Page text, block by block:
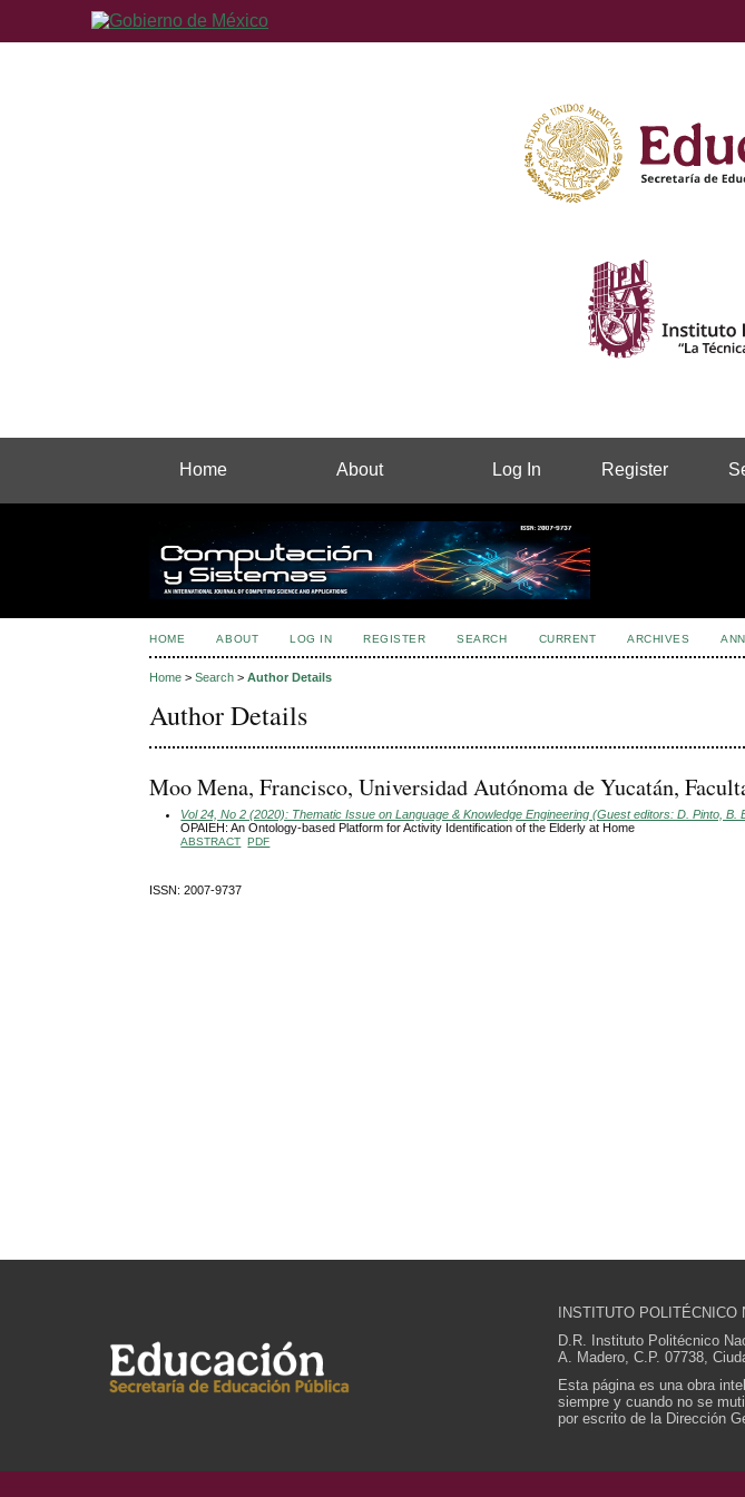
Home About Log In Register
HOME ABOUT LOG IN REGISTER SEARCH CURRENT ARCHIVES
Home >Search >Author Details
Author Details
Moo Mena, Francisco, Universidad Autónoma de Yucatán,
Vol 24, No 2 (2020): Thematic Issue on Language & Knowledge Engineering (Guest editors: D. Pinto, B.
OPAIEH: An Ontology-based Platform for Activity Identification of the Elderly at Home
ABSTRACT PDF
ISSN: 2007-9737
INSTITUTO POLITÉCNICO
D.R. Instituto Politécnico
A. Madero, C.P. 07738,
Esta página es una obra
siempre y cuando no se
por escrito de la Dirección